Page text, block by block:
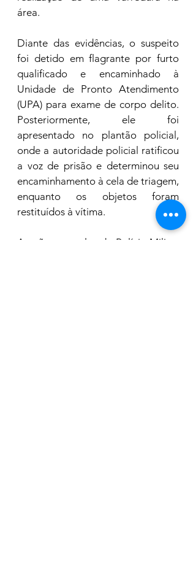
área.
Diante das evidências, o suspeito
foi detido em flagrante por furto
qualificado e encaminhado à
Unidade de Pronto Atendimento
(UPA) para exame de corpo delito.
Posteriormente, ele foi
apresentado no plantão policial,
onde a autoridade policial ratificou
a voz de prisão e determinou seu
encaminhamento à cela de triagem,
enquanto os objetos foram
restituídos à vítima.
A ação exemplar da Polícia Militar